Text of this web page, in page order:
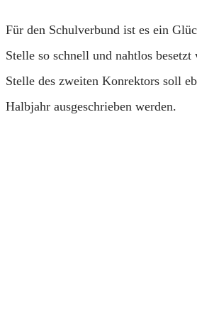
Für den Schulverbund ist es ein
Stelle so schnell und nahtlos
Stelle des zweiten Konrektors soll
Halbjahr ausgeschrieben werden.